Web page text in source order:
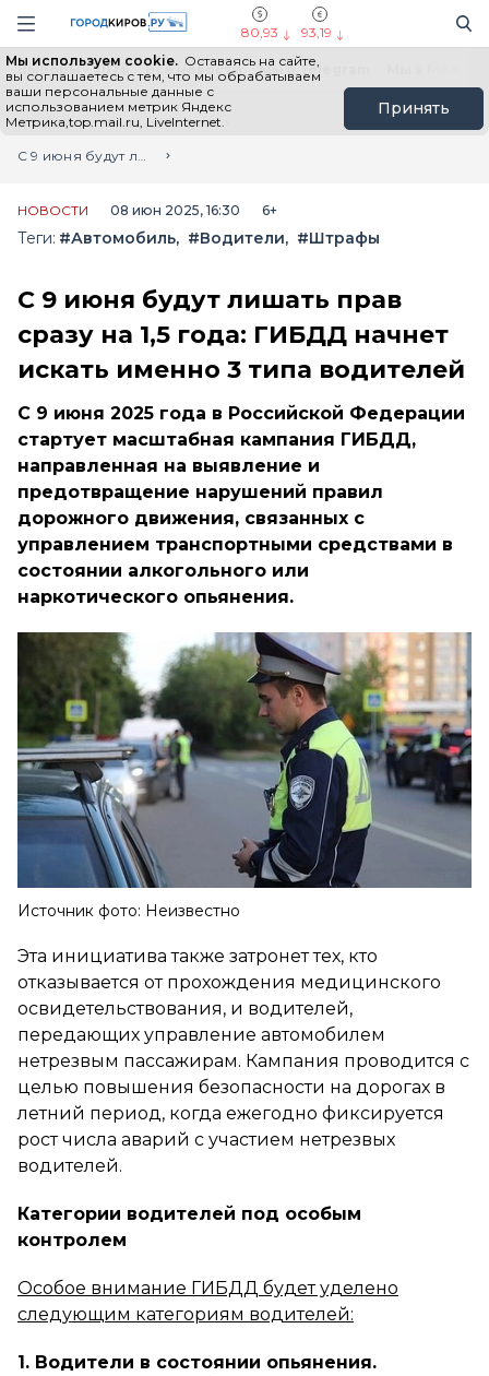
Навигация сайта
80,93 93,19
Мы используем cookie. Оставаясь на сайте,
вы соглашаетесь с тем, что мы обрабатываем
ваши персональные данные с
использованием метрик Яндекс
Метрика,top.mail.ru, LiveInternet.
Принять
Выборы - 2026 Все новости Мы в Telegram
Главная
Лента новостей
С 9 июня будут лишать прав сразу на 1,5 года: ГИБДД начнет искать именно 3 типа водителей
НОВОСТИ 08 июн 2025, 16:30 6+
Теги: #Автомобиль #Водители #Штрафы
С 9 июня будут лишать прав
сразу на 1,5 года: ГИБДД начнет
искать именно 3 типа водителей
С 9 июня 2025 года в Российской Федерации
стартует масштабная кампания ГИБДД,
направленная на выявление и
предотвращение нарушений правил
дорожного движения, связанных с
управлением транспортными средствами в
состоянии алкогольного или
наркотического опьянения.
Источник фото: Неизвестно
Эта инициатива также затронет тех, кто
отказывается от прохождения медицинского
освидетельствования, и водителей,
передающих управление автомобилем
нетрезвым пассажирам. Кампания проводится с
целью повышения безопасности на дорогах в
летний период, когда ежегодно фиксируется
рост числа аварий с участием нетрезвых
водителей.
Категории водителей под особым
контролем
Особое внимание ГИБДД будет уделено
следующим категориям водителей:
1. Водители в состоянии опьянения.